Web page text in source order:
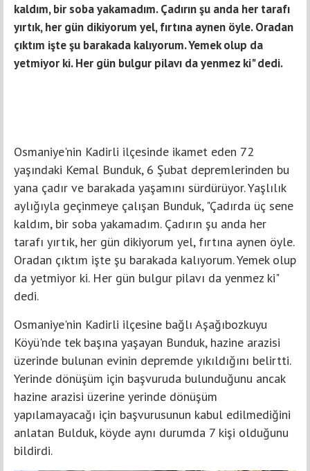
kaldım, bir soba yakamadım. Çadırın şu anda her tarafı
yırtık, her gün dikiyorum yel, fırtına aynen öyle. Oradan
çıktım işte şu barakada kalıyorum. Yemek olup da
yetmiyor ki. Her gün bulgur pilavı da yenmez ki" dedi.
Osmaniye'nin Kadirli ilçesinde ikamet eden 72
yaşındaki Kemal Bunduk, 6 Şubat depremlerinden bu
yana çadır ve barakada yaşamını sürdürüyor. Yaşlılık
aylığıyla geçinmeye çalışan Bunduk, "Çadırda üç sene
kaldım, bir soba yakamadım. Çadırın şu anda her
tarafı yırtık, her gün dikiyorum yel, fırtına aynen öyle.
Oradan çıktım işte şu barakada kalıyorum. Yemek olup
da yetmiyor ki. Her gün bulgur pilavı da yenmez ki"
dedi.
Osmaniye'nin Kadirli ilçesine bağlı Aşağıbozkuyu
Köyü'nde tek başına yaşayan Bunduk, hazine arazisi
üzerinde bulunan evinin depremde yıkıldığını belirtti.
Yerinde dönüşüm için başvuruda bulunduğunu ancak
hazine arazisi üzerine yerinde dönüşüm
yapılamayacağı için başvurusunun kabul edilmediğini
anlatan Bulduk, köyde aynı durumda 7 kişi olduğunu
bildirdi.